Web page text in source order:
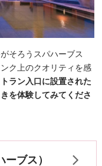
そろうスパハーブス
ク上のクオリティを感
ラン入口に設置された
を体験してみてくださ